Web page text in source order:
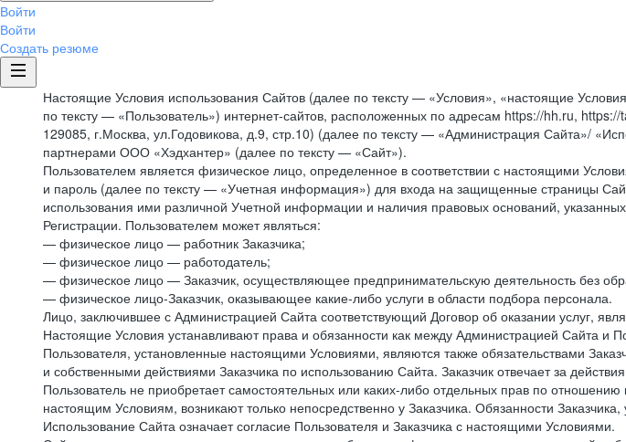
Войти
Войти
Создать резюме
Настоящие Условия использования Сайтов (далее по тексту — «Условия», «настоящие
по тексту — «Пользователь») интернет-сайтов, расположенных по адресам https://hh.ru,
129085, г.Москва, ул.Годовикова, д.9, стр.10) (далее по тексту — «Администрация Сайта»/
партнерами ООО «Хэдхантер» (далее по тексту — «Сайт»).
Пользователем является физическое лицо, определенное в соответствии с настоящими
и пароль (далее по тексту — «Учетная информация») для входа на защищенные страницы
использования ими различной Учетной информации и наличия правовых оснований,
Регистрации. Пользователем может являться:
— физическое лицо — работник Заказчика;
— физическое лицо — работодатель;
— физическое лицо — Заказчик, осуществляющее предпринимательскую деятельность без
— физическое лицо-Заказчик, оказывающее какие-либо услуги в области подбора персонала.
Лицо, заключившее с Администрацией Сайта соответствующий Договор об оказании услуг,
Настоящие Условия устанавливают права и обязанности как между Администрацией Сайта и
Пользователя, установленные настоящими Условиями, являются также обязательствами
и собственными действиями Заказчика по использованию Сайта. Заказчик отвечает за
Пользователь не приобретает самостоятельных или каких-либо отдельных прав по
настоящим Условиям, возникают только непосредственно у Заказчика. Обязанности
Использование Сайта означает согласие Пользователя и Заказчика с настоящими Условиями.